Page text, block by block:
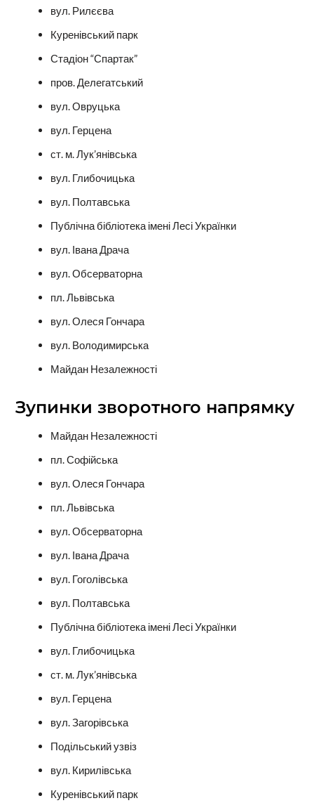
вул. Рилєєва
Куренівський парк
Стадіон “Спартак”
пров. Делегатський
вул. Овруцька
вул. Герцена
ст. м. Лук’янівська
вул. Глибочицька
вул. Полтавська
Публічна бібліотека імені Лесі Українки
вул. Івана Драча
вул. Обсерваторна
пл. Львівська
вул. Олеся Гончара
вул. Володимирська
Майдан Незалежності
Зупинки зворотного напрямку
Майдан Незалежності
пл. Софійська
вул. Олеся Гончара
пл. Львівська
вул. Обсерваторна
вул. Івана Драча
вул. Гоголівська
вул. Полтавська
Публічна бібліотека імені Лесі Українки
вул. Глибочицька
ст. м. Лук’янівська
вул. Герцена
вул. Загорівська
Подільський узвіз
вул. Кирилівська
Куренівський парк